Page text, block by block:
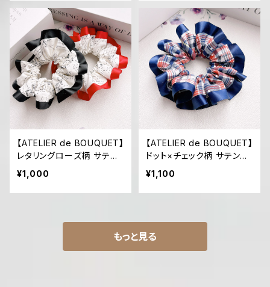
【ATELIER de BOUQUET】
レタリングローズ柄 サテン
リボン付きシュシュ(ブラッ
ク/レッド)
¥1,000
【ATELIER de BOUQUET】
ドット×チェック柄 サテンリ
ボン付きシュシュ
¥1,100
もっと見る